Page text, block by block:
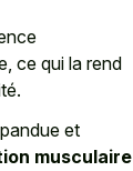
ce qui la rend
et
musculaire